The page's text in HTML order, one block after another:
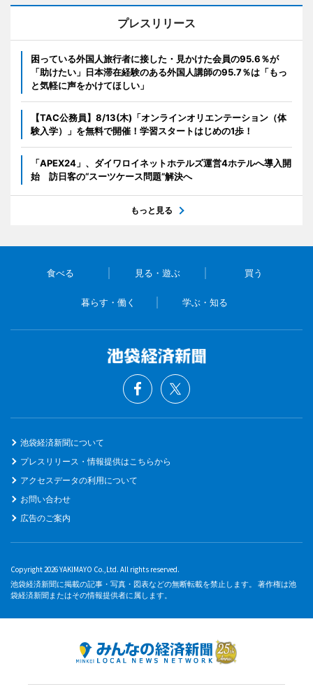
プレスリリース
困っている外国人旅行者に接した・見かけた会員の95.6％が
「助けたい」日本滞在経験のある外国人講師の95.7％は「もっ
と気軽に声をかけてほしい」
【TAC公務員】8/13(木)「オンラインオリエンテーション（体
験入学）」を無料で開催！学習スタートはじめの1歩！
「APEX24」、ダイワロイネットホテルズ運営4ホテルへ導入開
始 訪日客の“スーツケース問題”解決へ
もっと見る
食べる 見る・遊ぶ 買う
暮らす・働く 学ぶ・知る
池袋経済新聞について
プレスリリース・情報提供はこちらから
アクセスデータの利用について
お問い合わせ
広告のご案内
Copyright 2026 YAKIMAYO Co.,Ltd. All rights reserved.
池袋経済新聞に掲載の記事・写真・図表などの無断転載を禁止します。 著作権は池
袋経済新聞またはその情報提供者に属します。